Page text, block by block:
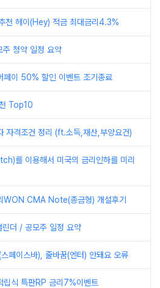
천 헤이(Hey) 적금 최대금리4.3%
청약 일정 요약
페이 50% 할인 이벤트 조기종료
Top10
자격조건 정리 (ft.소득,재산,부양요건)
를 이용해서 미국의 금리인하를 미리
WON CMA Note(종금형) 개설후기
더 / 공모주 일정 요약
페이스바), 줄바꿈(엔터) 안돼요 오류
립식 특판RP 금리7%이벤트